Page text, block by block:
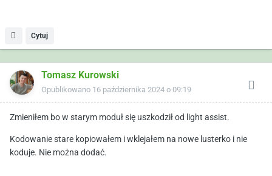
Cytuj
Tomasz Kurowski
Opublikowano 16 października 2024 o 09:19
Zmieniłem bo w starym moduł się uszkodził od light assist.
Kodowanie stare kopiowałem i wklejałem na nowe lusterko i nie
koduje. Nie można dodać.